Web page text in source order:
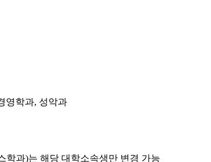
영학과, 성악과
학과)는 해당 대학소속생만 변경 가능